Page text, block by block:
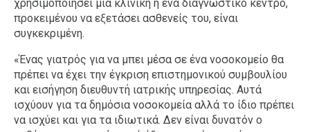
χρησιμοποιήσει μια κλινική ή ένα διαγνωστικό κέντρο,
προκειμένου να εξετάσει ασθενείς του, είναι
συγκεκριμένη.
«Ένας γιατρός για να μπει μέσα σε ένα νοσοκομείο θα
πρέπει να έχει την έγκριση επιστημονικού συμβουλίου
και εισήγηση διευθυντή ιατρικής υπηρεσίας. Αυτά
ισχύουν για τα δημόσια νοσοκομεία αλλά το ίδιο πρέπει
να ισχύει και για τα ιδιωτικά. Δεν είναι δυνατόν ο